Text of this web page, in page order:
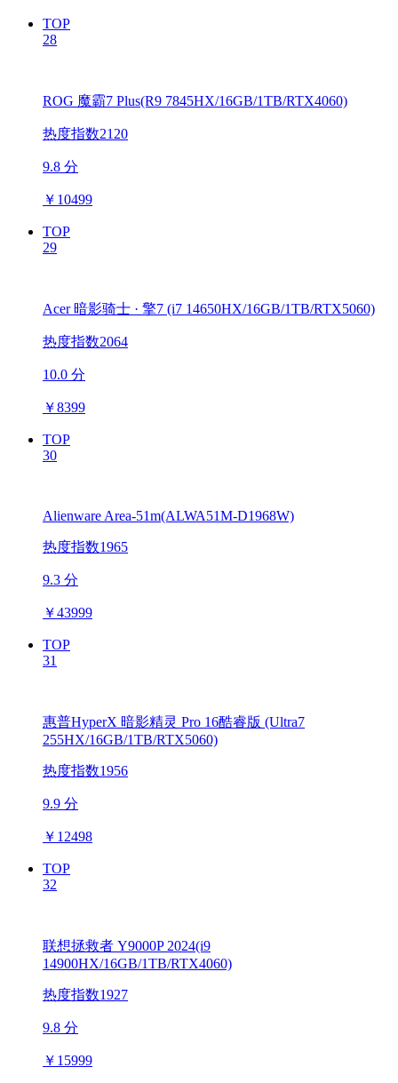
TOP
28
ROG 魔霸7 Plus(R9 7845HX/16GB/1TB/RTX4060)
热度指数2120
9.8 分
￥ 10499
TOP
29
Acer 暗影骑士 · 擎7 (i7 14650HX/16GB/1TB/RTX5060)
热度指数2064
10.0 分
￥8399
TOP
30
Alienware Area-51m(ALWA51M-D1968W)
热度指数1965
9.3 分
￥43999
TOP
31
惠普HyperX 暗影精灵 Pro 16酷睿版 (Ultra7
255HX/16GB/1TB/RTX5060)
热度指数1956
9.9 分
￥ 12498
TOP
32
联想拯救者 Y9000P 2024(i9
14900HX/16GB/1TB/RTX4060)
热度指数1927
9.8 分
￥ 15999